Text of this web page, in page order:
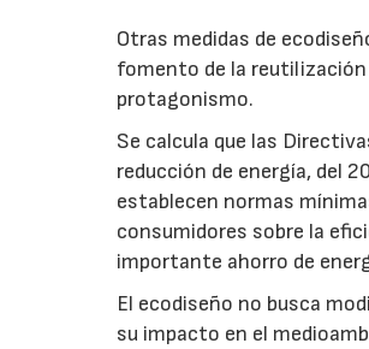
Otras medidas de
fomento de la reutilización
protagonismo.
Se calcula que las
reducción de energía, del
establecen normas
consumidores sobre la
importante ahorro de
El ecodiseño no busca
su impacto en el